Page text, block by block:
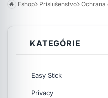
Eshop Príslušenstvo Ochrana
KATEGÓRIE
Easy Stick
Privacy